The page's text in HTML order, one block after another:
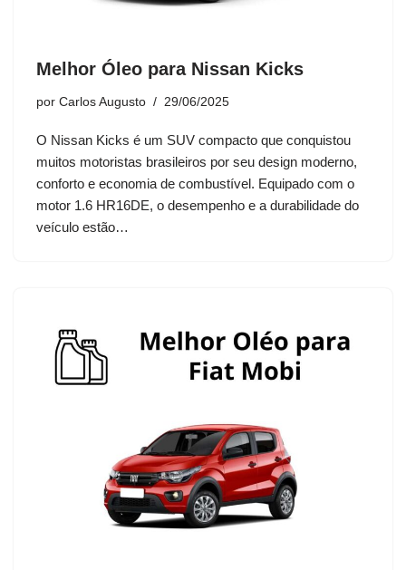
Melhor Óleo para Nissan Kicks
por Carlos Augusto 29/06/2025
O Nissan Kicks é um SUV compacto que conquistou
muitos motoristas brasileiros por seu design moderno,
conforto e economia de combustível. Equipado com o
motor 1.6 HR16DE, o desempenho e a durabilidade do
veículo estão…